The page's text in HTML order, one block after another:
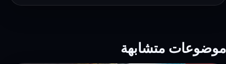
موضوعات متشابهة